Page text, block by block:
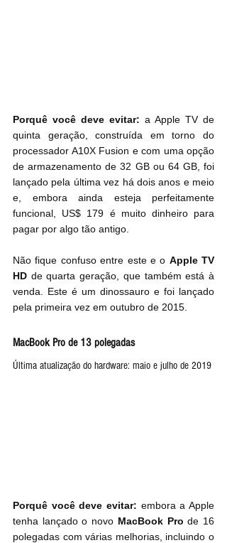
Porquê você deve evitar: a Apple TV de
quinta geração, construída em torno do
processador A10X Fusion e com uma opção
de armazenamento de 32 GB ou 64 GB, foi
lançado pela última vez há dois anos e meio
e, embora ainda esteja perfeitamente
funcional, US$ 179 é muito dinheiro para
pagar por algo tão antigo.
Não fique confuso entre este e o Apple TV
HD de quarta geração, que também está à
venda. Este é um dinossauro e foi lançado
pela primeira vez em outubro de 2015.
MacBook Pro de 13 polegadas
Última atualização do hardware: maio e julho de 2019
Porquê você deve evitar: embora a Apple
tenha lançado o novo MacBook Pro de 16
polegadas com várias melhorias, incluindo o